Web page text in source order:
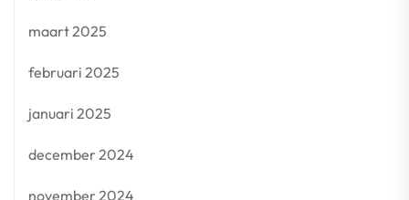
maart 2025
februari 2025
januari 2025
december 2024
november 2024